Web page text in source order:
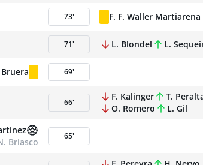
73' F. F. Waller Martiarena
71' L. Blondel L.
Bruera 69'
66'
F. Kalinger
T.
O. Romero
L. Gil
Briasco
65'